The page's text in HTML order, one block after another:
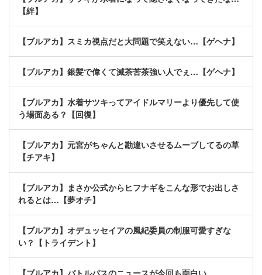
【絆】
【ブルアカ】スミカ視点だと大問題で笑えない…【ゲヘナ】
【ブルアカ】銀髪で偉くて滅茶苦茶強い人でぇ…【ゲヘナ】
【ブルアカ】水着サツキってアイドルマリーより優先して使
う場面ある？【回復】
【ブルアカ】元宮がちゃんと勘違いさせるムーブしてるの草
【チアキ】
【ブルアカ】まさか公式からヒフナギをこんな形でお出しさ
れるとは…【夢オチ】
【ブルアカ】オデュッセイアの風紀委員の制服可愛すぎな
い？【トライデント】